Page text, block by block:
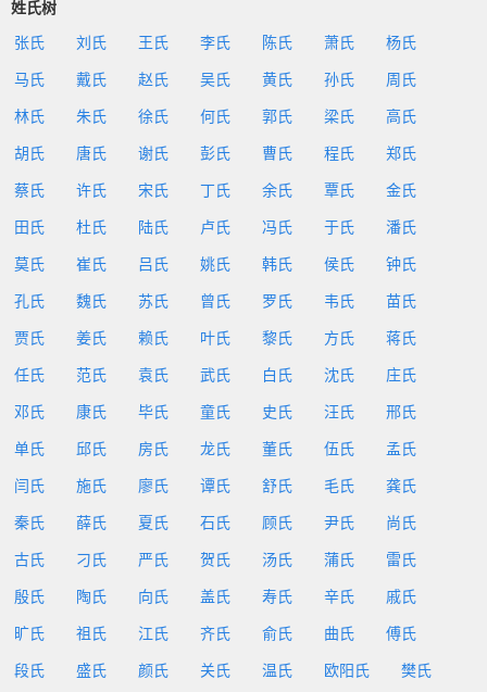
姓氏树
张氏 刘氏 王氏 李氏 陈氏 萧氏 杨氏
马氏 戴氏 赵氏 吴氏 黄氏 孙氏 周氏
林氏 朱氏 徐氏 何氏 郭氏 梁氏 高氏
胡氏 唐氏 谢氏 彭氏 曹氏 程氏 郑氏
蔡氏 许氏 宋氏 丁氏 余氏 覃氏 金氏
田氏 杜氏 陆氏 卢氏 冯氏 于氏 潘氏
莫氏 崔氏 吕氏 姚氏 韩氏 侯氏 钟氏
孔氏 魏氏 苏氏 曾氏 罗氏 韦氏 苗氏
贾氏 姜氏 赖氏 叶氏 黎氏 方氏 蒋氏
任氏 范氏 袁氏 武氏 白氏 沈氏 庄氏
邓氏 康氏 毕氏 童氏 史氏 汪氏 邢氏
单氏 邱氏 房氏 龙氏 董氏 伍氏 孟氏
闫氏 施氏 廖氏 谭氏 舒氏 毛氏 龚氏
秦氏 薛氏 夏氏 石氏 顾氏 尹氏 尚氏
古氏 刁氏 严氏 贺氏 汤氏 蒲氏 雷氏
殷氏 陶氏 向氏 盖氏 寿氏 辛氏 戚氏
旷氏 祖氏 江氏 齐氏 俞氏 曲氏 傅氏
段氏 盛氏 颜氏 关氏 温氏 欧阳氏 樊氏